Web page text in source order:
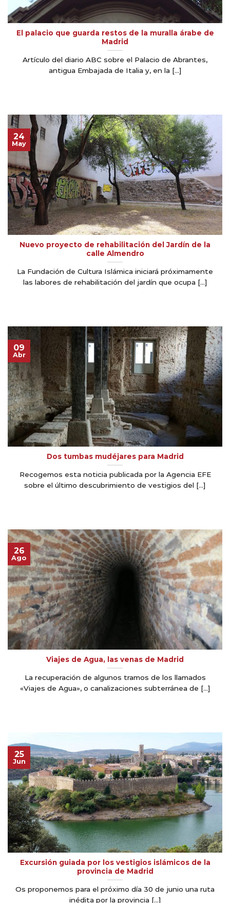
El palacio que guarda restos de la muralla árabe de
Madrid
Artículo del diario ABC sobre el Palacio de Abrantes,
antigua Embajada de Italia y, en la [...]
Nuevo proyecto de rehabilitación del Jardín de la
calle Almendro
La Fundación de Cultura Islámica iniciará próximamente
las labores de rehabilitación del jardín que ocupa [...]
24
May
Dos tumbas mudéjares para Madrid
Recogemos esta noticia publicada por la Agencia EFE
sobre el último descubrimiento de vestigios del [...]
09
Abr
Viajes de Agua, las venas de Madrid
La recuperación de algunos tramos de los llamados
«Viajes de Agua», o canalizaciones subterránea de [...]
26
Ago
Excursión guiada por los vestigios islámicos de la
provincia de Madrid
Os proponemos para el próximo día 30 de junio una ruta
inédita por la provincia [...]
25
Jun